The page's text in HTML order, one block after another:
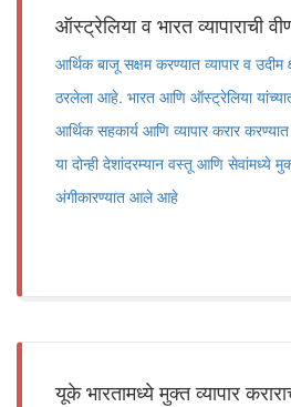
ऑस्ट्रेलिया व भारत व्यापाराची
आर्थिक बाजू सक्षम करण्यात व्यापार व उदीम
ठरलेला आहे. भारत आणि ऑस्ट्रेलिया
आर्थिक सहकार्य आणि व्यापार करार
या दोन्ही देशांदरम्यान वस्तू आणि सेवांमध्ये
अंगीकारण्यात आले आहे
यूके भारतामध्ये मुक्त व्यापार